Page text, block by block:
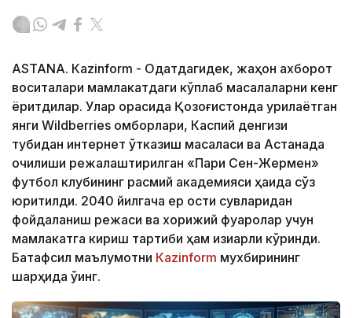
ASTANА. Кazinform - Одатдагидек, жаҳон ахборот
воситалари мамлакатдаги кўплаб масалаларни кенг
ёритдилар. Улар орасида Қозоғистонда қурилаётган
янги Wildberries омборлари, Каспий денгизи
тубидан интернет ўтказиш масаласи ва Астанада
очилиши режалаштирилган «Пари Сен-Жермен»
футбол клубининг расмий академияси ҳақида сўз
юритилди. 2040 йилгача ер ости сувларидан
фойдаланиш режаси ва хорижий фуқаролар учун
мамлакатга кириш тартиби ҳам қизиқарли кўринди.
Батафсил маълумотни Кazinform мухбирининг
шарҳида ўқинг.